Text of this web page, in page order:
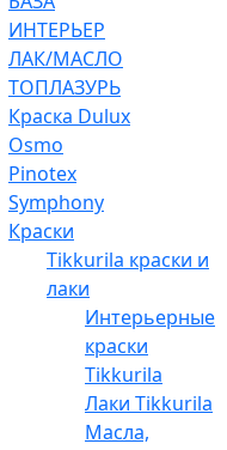
ИНТЕРЬЕР
ЛАК/МАСЛО
ТОПЛАЗУРЬ
Краска Dulux
Osmo
Pinotex
Symphony
Краски
Tikkurila краски и
лаки
Интерьерные
краски
Tikkurila
Лаки Tikkurila
Масла,